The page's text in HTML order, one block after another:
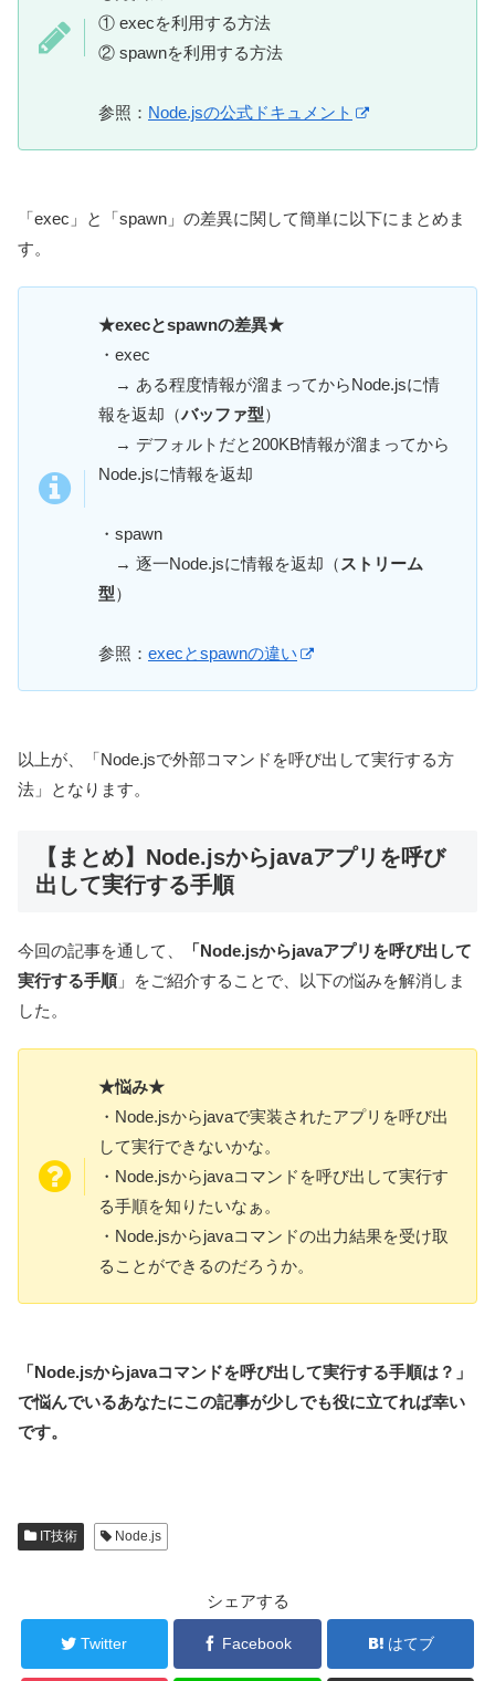
① execを利用する方法
② spawnを利用する方法
参照： Node.jsの公式ドキュメント
「exec」と「spawn」の差異に関して簡単に以下にまとめま
す。
★execとspawnの差異★
・exec
→ ある程度情報が溜まってからNode.jsに情
報を返却（バッファ型）
→ デフォルトだと200KB情報が溜まってから
Node.jsに情報を返却
・spawn
→ 逐一Node.jsに情報を返却（ ストリーム
型）
参照： execとspawnの違い
以上が、「Node.jsで外部コマンドを呼び出して実行する方
法」となります。
【まとめ】Node.jsからjavaアプリを呼び
出して実行する手順
今回の記事を通して、
「Node.jsからjavaアプリを呼び出して
実行する手順」をご紹介することで、以下の悩みを解消しま
した。
★悩み★
・Node.jsからjavaで実装されたアプリを呼び出
して実行できないかな。
・Node.jsからjavaコマンドを呼び出して実行す
る手順を知りたいなぁ。
・Node.jsからjavaコマンドの出力結果を受け取
ることができるのだろうか。
「Node.jsからjavaコマンドを呼び出して実行する手順は？」
で悩んでいるあなたにこの記事が少しでも役に立てれば幸い
です。
IT技術 Node.js
シェアする
Twitter Facebook はてブ